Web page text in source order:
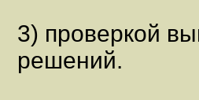
3) проверкой
решений.